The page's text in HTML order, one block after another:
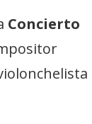
Concierto